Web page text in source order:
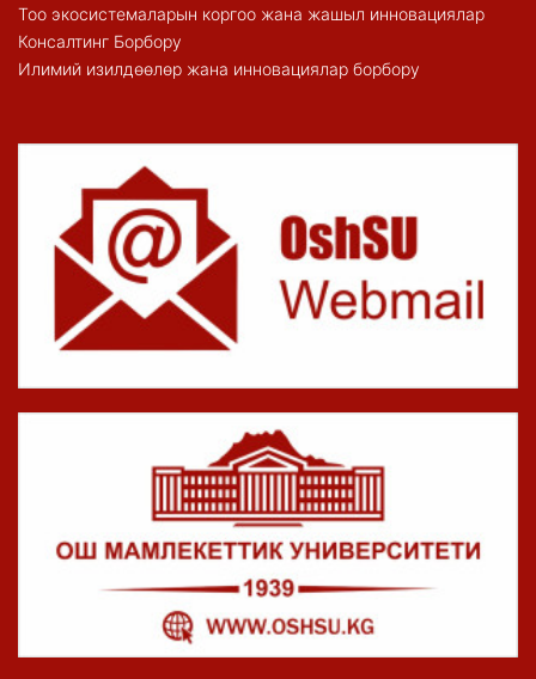
Тоо экосистемаларын коргоо жана жашыл инновациялар
Консалтинг Борбору
Илимий изилдөөлөр жана инновациялар борбору